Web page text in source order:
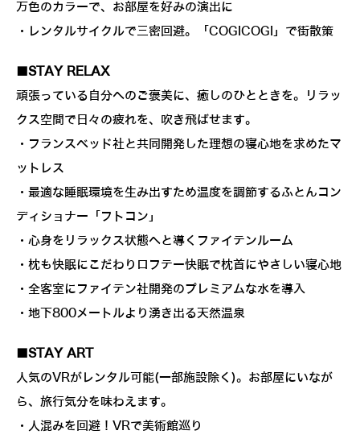
万色のカラーで、お部屋を好みの演出に
・レンタルサイクルで三密回避。「COGICOGI」で街散策
■STAY RELAX
頑張っている自分へのご褒美に、癒しのひとときを。リラッ
クス空間で日々の疲れを、吹き飛ばせます。
・フランスベッド社と共同開発した理想の寝心地を求めたマ
ットレス
・最適な睡眠環境を生み出すため温度を調節するふとんコン
ディショナー「フトコン」
・心身をリラックス状態へと導くファイテンルーム
・枕も快眠にこだわりロフテー快眠で枕首にやさしい寝心地
・全客室にファイテン社開発のプレミアムな水を導入
・地下800メートルより湧き出る天然温泉
■STAY ART
人気のVRがレンタル可能(一部施設除く)。お部屋にいなが
ら、旅行気分を味わえます。
・人混みを回避！VRで美術館巡り